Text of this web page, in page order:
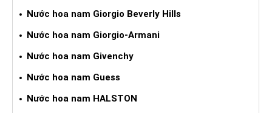
Nước hoa nam Giorgio Beverly Hills
Nước hoa nam Giorgio-Armani
Nước hoa nam Givenchy
Nước hoa nam Guess
Nước hoa nam HALSTON